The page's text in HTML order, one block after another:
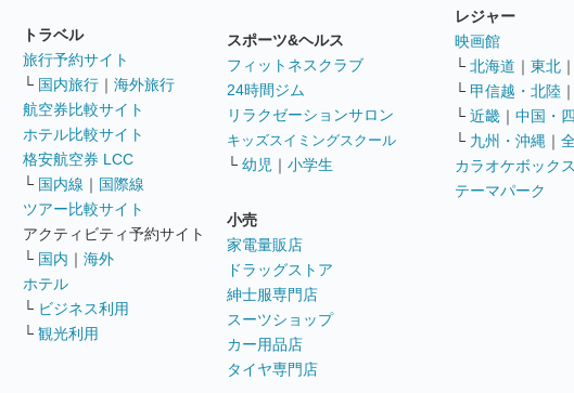
トラベル
旅行予約サイト
└ 国内旅行 ｜ 海外旅行
航空券比較サイト
ホテル比較サイト
格安航空券 LCC
└ 国内線 ｜ 国際線
ツアー比較サイト
アクティビティ予約サイト
└ 国内 ｜ 海外
ホテル
└ ビジネス利用
└ 観光利用
スポーツ&ヘルス
フィットネスクラブ
24時間ジム
リラクゼーションサロン
キッズスイミングスクール
└ 幼児 ｜ 小学生
小売
家電量販店
ドラッグストア
紳士服専門店
スーツショップ
カー用品店
タイヤ専門店
レジャー
映画館
└ 北海道 ｜ 東北
└ 甲信越・北陸
└ 近畿 ｜ 中国・
└ 九州・沖縄 ｜
カラオケボック
テーマパーク